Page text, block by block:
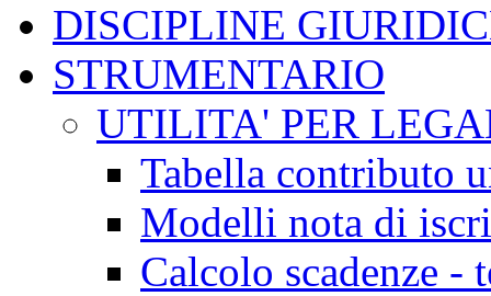
DISCIPLINE
STRUMENTARIO
UTILITA' PER
Tabella contributo
Modelli nota di
Calcolo scadenze -